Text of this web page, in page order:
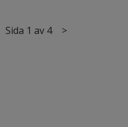
Sida 1 av 4 >